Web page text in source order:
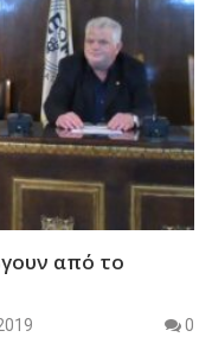
από το
0